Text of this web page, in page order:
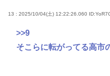
13 : 2025/10/04(土) 12:22:26.060
>>9
そこらに転がってる高市